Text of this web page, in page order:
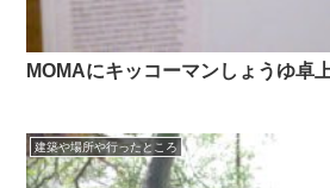
MOMAにキッコーマンしょうゆ卓
建築や場所や行ったところ